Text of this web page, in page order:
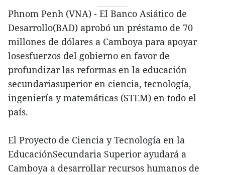
Phnom Penh (VNA) - El Banco Asiático de
Desarrollo(BAD) aprobó un préstamo de 70
millones de dólares a Camboya para apoyar
losesfuerzos del gobierno en favor de
profundizar las reformas en la educación
secundariasuperior en ciencia, tecnología,
ingeniería y matemáticas (STEM) en todo el
país.
El Proyecto de Ciencia y Tecnología en la
EducaciónSecundaria Superior ayudará a
Camboya a desarrollar recursos humanos de